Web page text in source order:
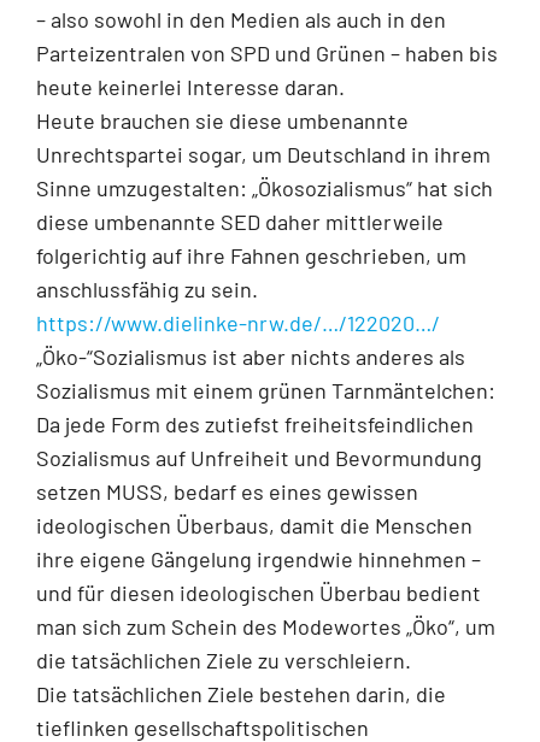
– also sowohl in den Medien als auch in den
Parteizentralen von SPD und Grünen – haben bis
heute keinerlei Interesse daran.
Heute brauchen sie diese umbenannte
Unrechtspartei sogar, um Deutschland in ihrem
Sinne umzugestalten: „Ökosozialismus“ hat sich
diese umbenannte SED daher mittlerweile
folgerichtig auf ihre Fahnen geschrieben, um
anschlussfähig zu sein.
https://www.dielinke-nrw.de/…/122020…/
„Öko-“Sozialismus ist aber nichts anderes als
Sozialismus mit einem grünen Tarnmäntelchen:
Da jede Form des zutiefst freiheitsfeindlichen
Sozialismus auf Unfreiheit und Bevormundung
setzen MUSS, bedarf es eines gewissen
ideologischen Überbaus, damit die Menschen
ihre eigene Gängelung irgendwie hinnehmen –
und für diesen ideologischen Überbau bedient
man sich zum Schein des Modewortes „Öko“, um
die tatsächlichen Ziele zu verschleiern.
Die tatsächlichen Ziele bestehen darin, die
tieflinken gesellschaftspolitischen